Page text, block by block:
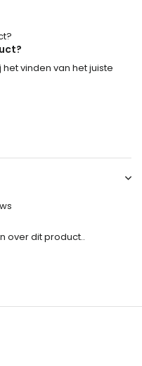
vinden van het juiste
over dit product..